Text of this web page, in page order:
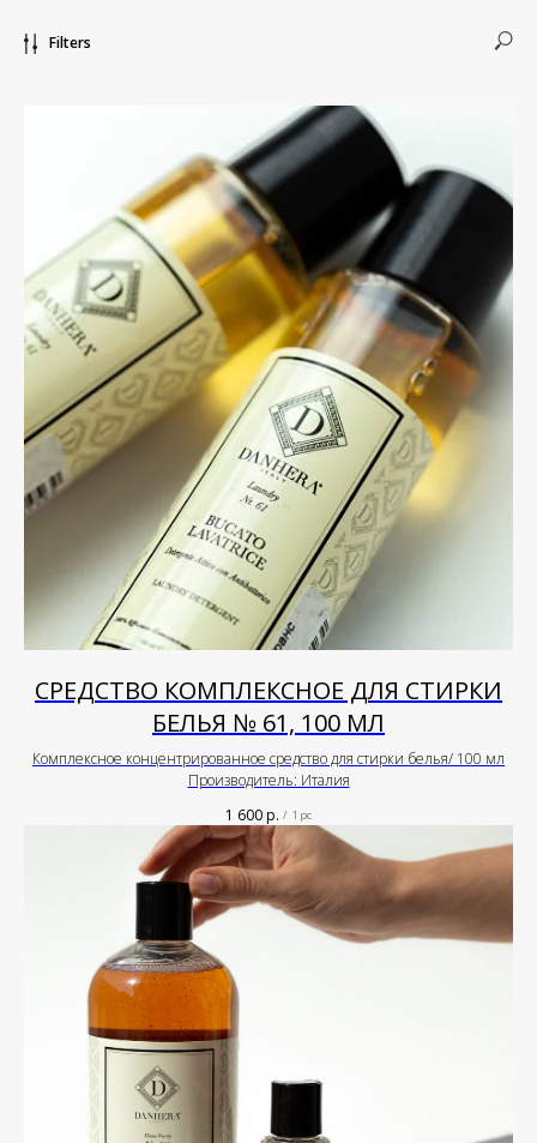
Filters
СРЕДСТВО КОМПЛЕКСНОЕ ДЛЯ СТИРКИ
БЕЛЬЯ № 61, 100 МЛ
Комплексное концентрированное средство для стирки белья/ 100 мл
Производитель: Италия
1 600р. / 1 pc